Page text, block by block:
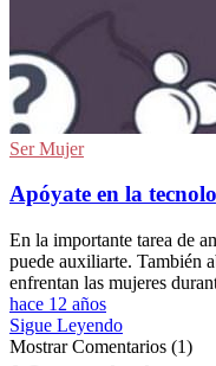
Ser Mujer
Apóyate en la
En la importante tarea de
puede auxiliarte. También
enfrentan las mujeres
hace 12 años
Sigue Leyendo
Mostrar Comentarios (1)